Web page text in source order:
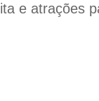
e atrações